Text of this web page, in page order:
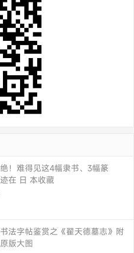
！难得见这4幅隶书、3幅篆
在 日 本收藏
法字帖鉴赏之《翟天德墓志》附
版大图